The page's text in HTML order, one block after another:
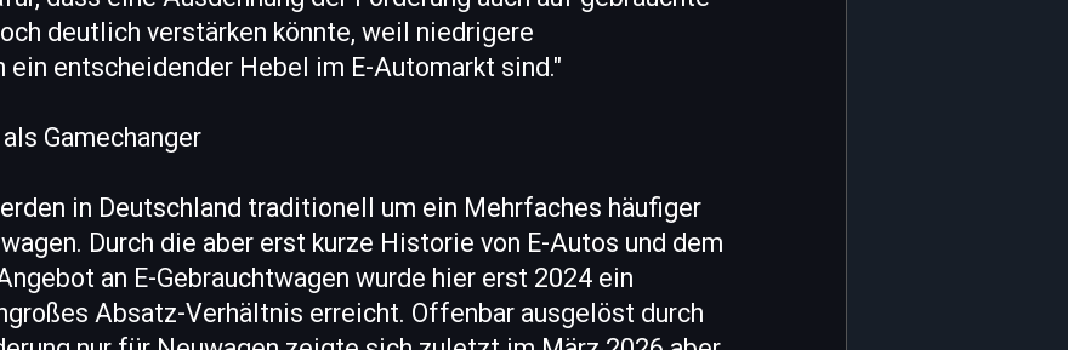
deutlich verstärken könnte, weil niedrigere
entscheidender Hebel im E-Automarkt sind."
Gamechanger
in Deutschland traditionell um ein Mehrfaches häufiger
Durch die aber erst kurze Historie von E-Autos und dem
an E-Gebrauchtwagen wurde hier erst 2024 ein
Absatz-Verhältnis erreicht. Offenbar ausgelöst durch